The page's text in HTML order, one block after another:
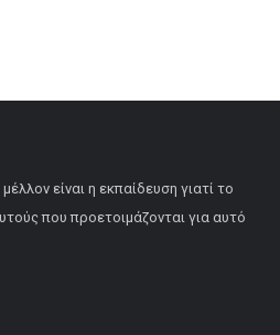
είναι η εκπαίδευση γιατί το
που προετοιμάζονται για αυτό